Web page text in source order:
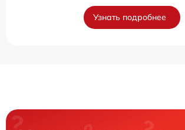
Узнать подробнее